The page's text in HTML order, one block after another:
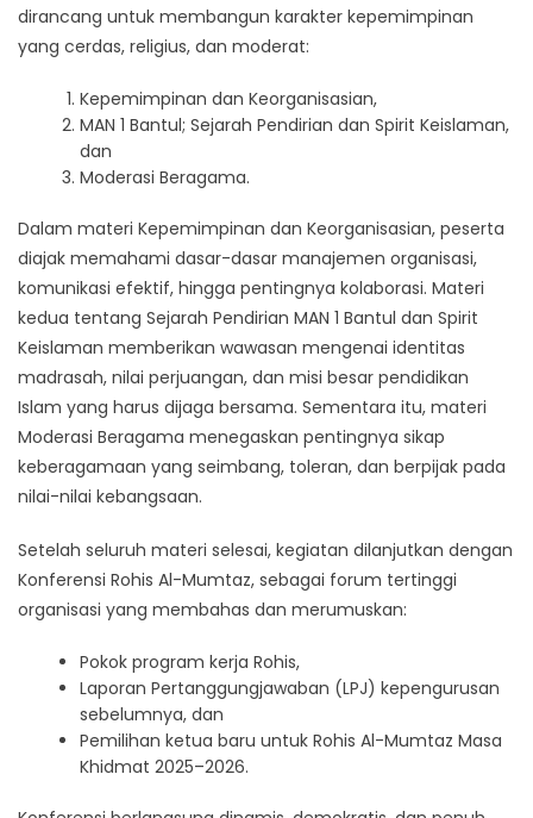
dirancang untuk membangun karakter kepemimpinan
yang cerdas, religius, dan moderat:
Kepemimpinan dan Keorganisasian,
MAN 1 Bantul; Sejarah Pendirian dan Spirit Keislaman,
dan
Moderasi Beragama.
Dalam materi Kepemimpinan dan Keorganisasian, peserta
diajak memahami dasar-dasar manajemen organisasi,
komunikasi efektif, hingga pentingnya kolaborasi. Materi
kedua tentang Sejarah Pendirian MAN 1 Bantul dan Spirit
Keislaman memberikan wawasan mengenai identitas
madrasah, nilai perjuangan, dan misi besar pendidikan
Islam yang harus dijaga bersama. Sementara itu, materi
Moderasi Beragama menegaskan pentingnya sikap
keberagamaan yang seimbang, toleran, dan berpijak pada
nilai-nilai kebangsaan.
Setelah seluruh materi selesai, kegiatan dilanjutkan dengan
Konferensi Rohis Al-Mumtaz, sebagai forum tertinggi
organisasi yang membahas dan merumuskan:
Pokok program kerja Rohis,
Laporan Pertanggungjawaban (LPJ) kepengurusan
sebelumnya, dan
Pemilihan ketua baru untuk Rohis Al-Mumtaz Masa
Khidmat 2025–2026.